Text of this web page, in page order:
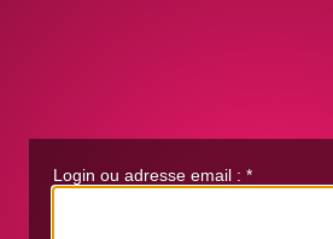
Login ou adresse email : *